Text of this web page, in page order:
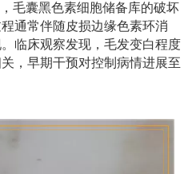
毛囊黑色素细胞储备库的破坏
通常伴随皮损边缘色素环消
临床观察发现，毛发变白程度
，早期干预对控制病情进展至